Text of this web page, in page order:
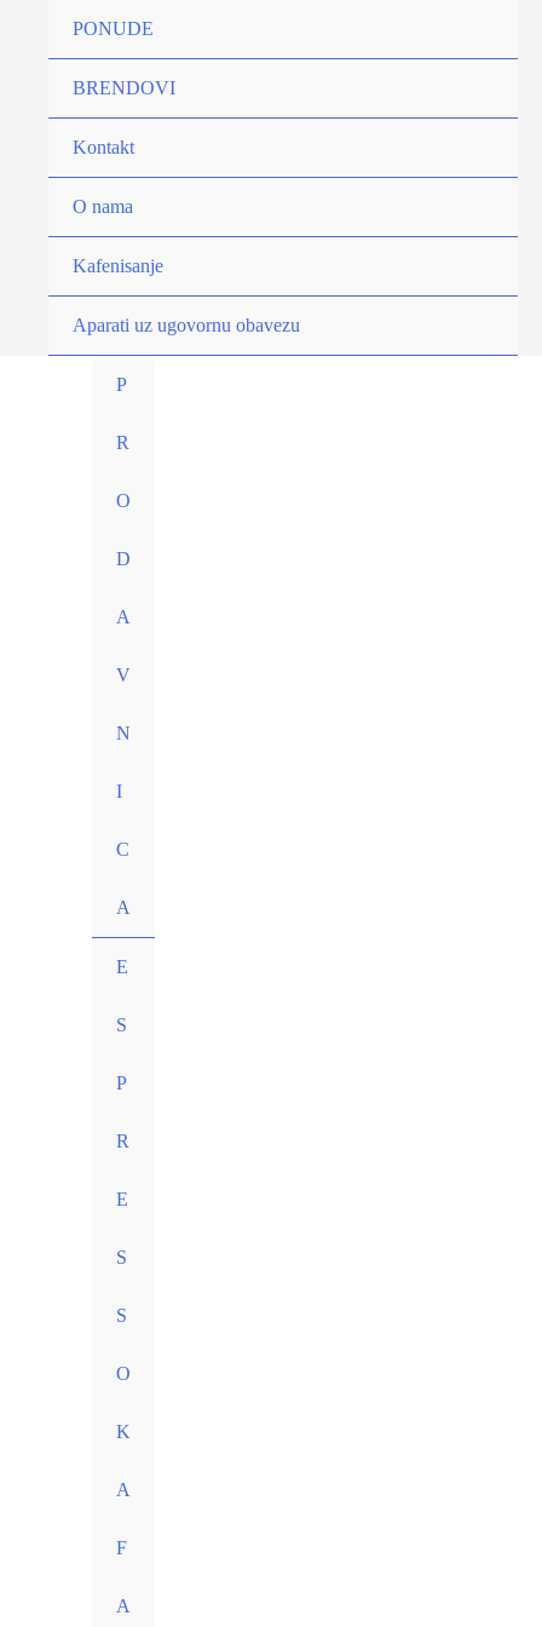
PONUDE
BRENDOVI
Kontakt
O nama
Kafenisanje
Aparati uz ugovornu obavezu
P
R
O
D
A
V
N
I
C
A
E
S
P
R
E
S
S
O
K
A
F
A
za
6/1